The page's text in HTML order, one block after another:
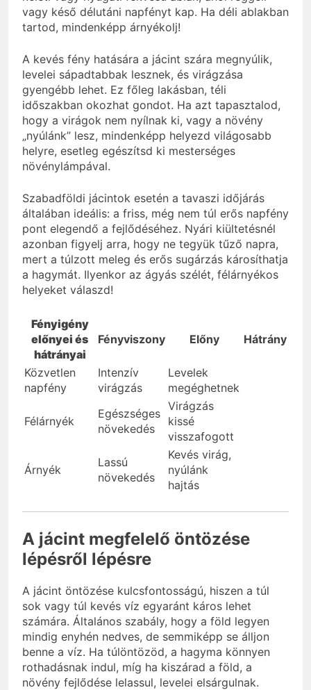
vagy késő délutáni napfényt kap. Ha déli ablakban
tartod, mindenképp árnyékolj!
A kevés fény hatására a jácint szára megnyúlik,
levelei sápadtabbak lesznek, és virágzása
gyengébb lehet. Ez főleg lakásban, téli
időszakban okozhat gondot. Ha azt tapasztalod,
hogy a virágok nem nyílnak ki, vagy a növény
„nyúlánk” lesz, mindenképp helyezd világosabb
helyre, esetleg egészítsd ki mesterséges
növénylámpával.
Szabadföldi jácintok esetén a tavaszi időjárás
általában ideális: a friss, még nem túl erős napfény
pont elegendő a fejlődéséhez. Nyári kiültetésnél
azonban figyelj arra, hogy ne tegyük tűző napra,
mert a túlzott meleg és erős sugárzás károsíthatja
a hagymát. Ilyenkor az ágyás szélét, félárnyékos
helyeket válaszd!
Fényigény
előnyei és
hátrányai
Fényviszony Előny Hátrány
Közvetlen
napfény
Intenzív
virágzás
Levelek
megéghetnek
Félárnyék
Egészséges
növekedés
Virágzás
kissé
visszafogott
Árnyék
Lassú
növekedés
Kevés virág,
nyúlánk
hajtás
A jácint megfelelő öntözése
lépésről lépésre
A jácint öntözése kulcsfontosságú, hiszen a túl
sok vagy túl kevés víz egyaránt káros lehet
számára. Általános szabály, hogy a föld legyen
mindig enyhén nedves, de semmiképp se álljon
benne a víz. Ha túlöntözöd, a hagyma könnyen
rothadásnak indul, míg ha kiszárad a föld, a
növény fejlődése lelassul, levelei elsárgulnak.